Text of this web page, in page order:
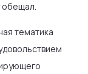
обещал.
тематика